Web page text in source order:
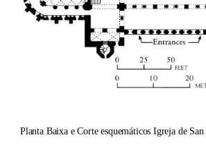
Planta Baixa e Corte esquemáticos Igreja de